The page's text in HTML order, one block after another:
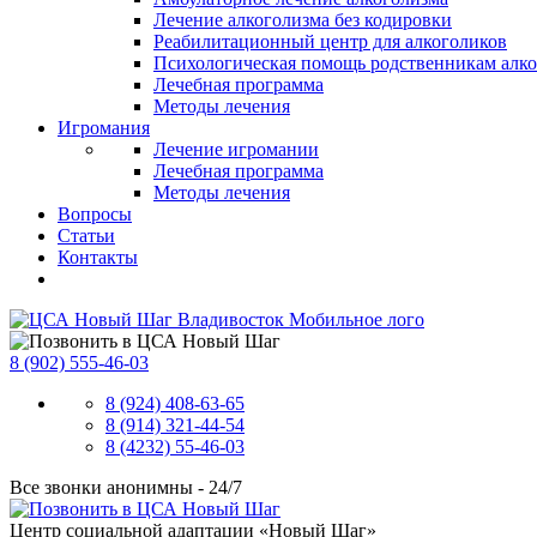
Лечение алкоголизма без кодировки
Реабилитационный центр для алкоголиков
Психологическая помощь родственникам
Лечебная программа
Методы лечения
Игромания
Лечение игромании
Лечебная программа
Методы лечения
Вопросы
Статьи
Контакты
8 (902) 555-46-03
8 (924) 408-63-65
8 (914) 321-44-54
8 (4232) 55-46-03
Все звонки анонимны - 24/7
Центр социальной адаптации «Новый Шаг»